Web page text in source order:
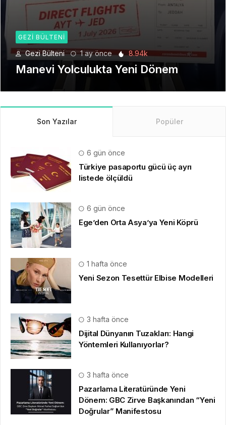
GEZI BÜLTENI
Gezi Bülteni 1 ay önce 8.94k
Manevi Yolculukta Yeni Dönem
Son Yazılar Popüler
6 gün önce
Türkiye pasaportu gücü üç ayrı
listede ölçüldü
6 gün önce
Ege’den Orta Asya’ya Yeni Köprü
1 hafta önce
Yeni Sezon Tesettür Elbise Modelleri
3 hafta önce
Dijital Dünyanın Tuzakları: Hangi
Yöntemleri Kullanıyorlar?
3 hafta önce
Pazarlama Literatüründe Yeni
Dönem: GBC Zirve Başkanından “Yeni
Doğrular” Manifestosu